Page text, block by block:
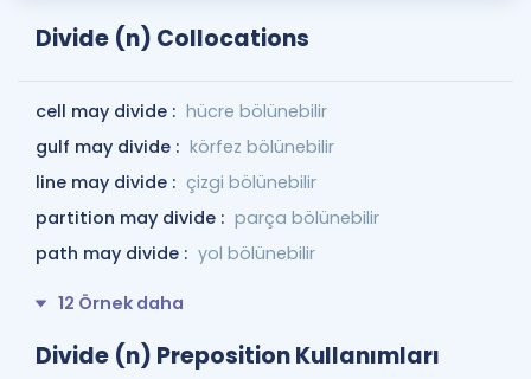
Divide (n) Collocations
cell may divide : hücre bölünebilir
gulf may divide : körfez bölünebilir
line may divide : çizgi bölünebilir
partition may divide : parça bölünebilir
path may divide : yol bölünebilir
12 Örnek daha
Divide (n) Preposition Kullanımları